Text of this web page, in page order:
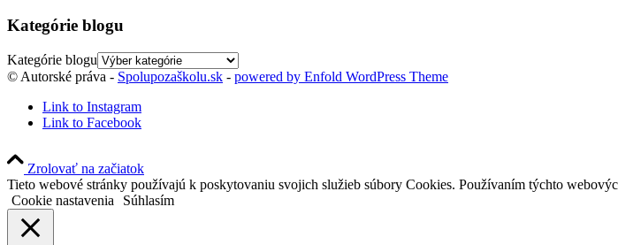
Kategórie blogu
Kategórie blogu
© Autorské práva - Spolupozaškolu.sk - powered by Enfold WordPress Theme
Link to Instagram
Link to Facebook
Zrolovať na začiatok
Tieto webové stránky používajú k poskytovaniu svojich služieb súbory Cookies. Používaním týchto
Cookie nastavenia
Súhlasím